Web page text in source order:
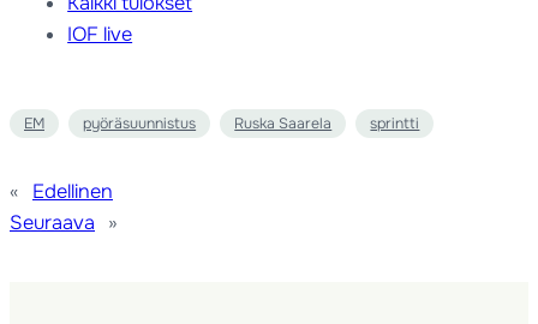
IOF live
EM pyöräsuunnistus Ruska Saarela sprintti
«
Edellinen
Seuraava
»